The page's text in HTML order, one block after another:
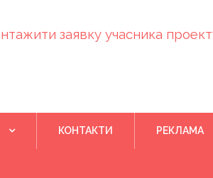
заявку учасника
КОНТАКТИ РЕКЛАМА